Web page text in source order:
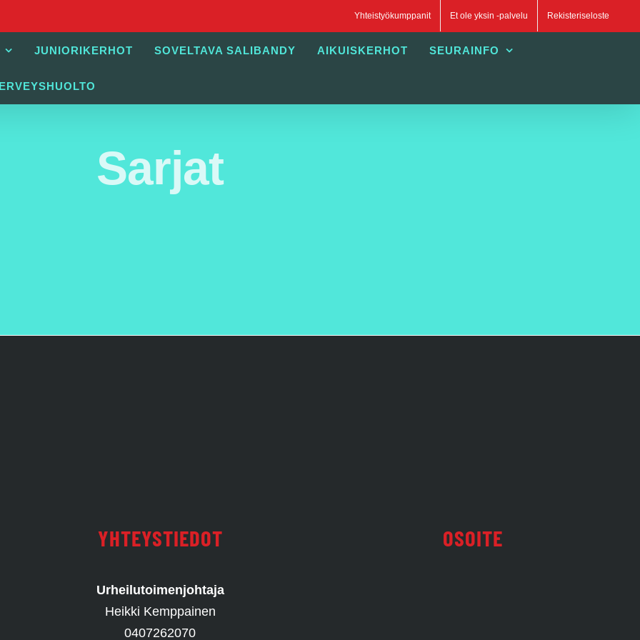
Yhteistyökumppanit Et ole yksin -palvelu Rekisteriseloste
JUNIORIKERHOT SOVELTAVA SALIBANDY AIKUISKERHOT SEURAINFO
Sarjat
YHTEYSTIEDOT
Urheilutoimenjohtaja
Heikki Kemppainen
0407262070
OSOITE